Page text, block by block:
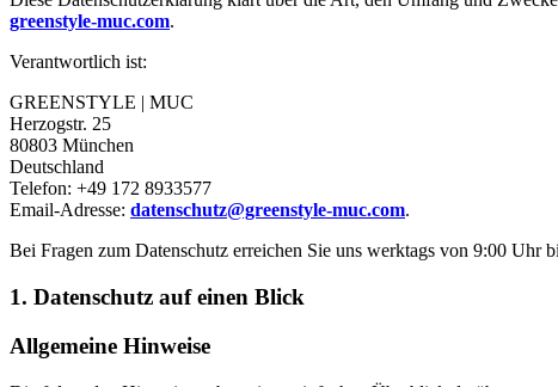
greenstyle-muc.com.
Verantwortlich ist:
GREENSTYLE | MUC
Herzogstr. 25
80803 München
Deutschland
Telefon: +49 172 8933577
Email-Adresse: datenschutz@greenstyle-muc.com.
Bei Fragen zum Datenschutz erreichen Sie uns werktags von 9:00 Uhr
1. Datenschutz auf einen Blick
Allgemeine Hinweise